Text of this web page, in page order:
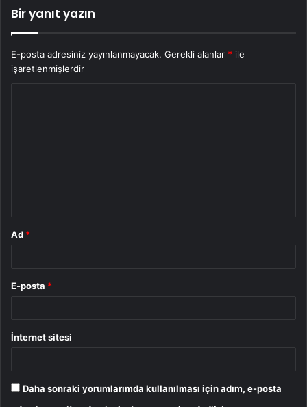
Bir yanıt yazın
E-posta adresiniz yayınlanmayacak. Gerekli alanlar * ile
işaretlenmişlerdir
Ad *
E-posta *
İnternet sitesi
Daha sonraki yorumlarımda kullanılması için adım, e-posta